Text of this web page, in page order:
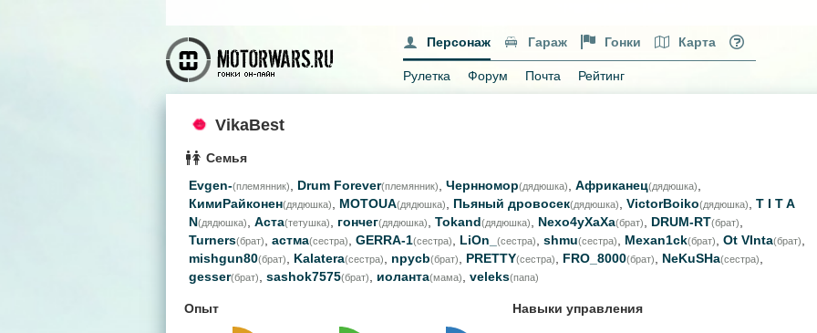
Персонаж Гараж Гонки Карта
Рулетка Форум Почта Рейтинг
VikaBest
Семья
Evgen-(племянник) Drum Forever(племянник) Чернномор(дядюшка) Африканец(дядюшка)
КимиРайконен(дядюшка) MOTOUA(дядюшка) Пьяный дровосек(дядюшка) VictorBoiko(дядюшка)
T I T A
N(дядюшка) Аста(тетушка) гончег(дядюшка) Tokand(дядюшка) Nexo4yXaXa(брат) DRUM-RT(брат)
Turners(брат) астма(сестра) GERRA-1(сестра) LiOn_ (сестра) shmu(сестра) Mexan1ck(брат) Ot VInta(брат)
mishgun80(брат) Kalatera(сестра) npycb(брат) PRETTY(сестра) FRO_8000(брат) NeKuSHa(сестра)
gesser(брат) sashok7575(брат) иоланта(мама) veleks(папа)
Опыт Навыки управления